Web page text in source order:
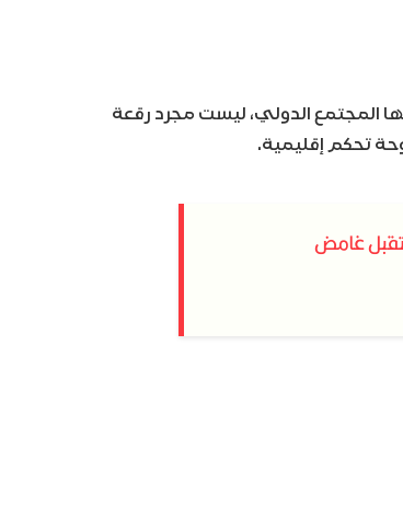
إسرائيل منذ 1967 في خطوة رفضها المجتمع الدولي، ليست مجرد رقعة
تحكم إقليمية.
غامض